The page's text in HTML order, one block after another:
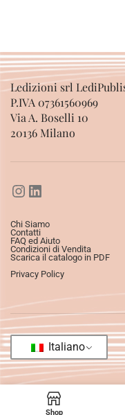
Ledizioni srl
P.IVA 07361560969
Via A. Boselli 10
20136 Milano
Chi Siamo
Contatti
FAQ ed Aiuto
Condizioni di Vendita
Scarica il catalogo in PDF
Privacy Policy
Italiano
Shop